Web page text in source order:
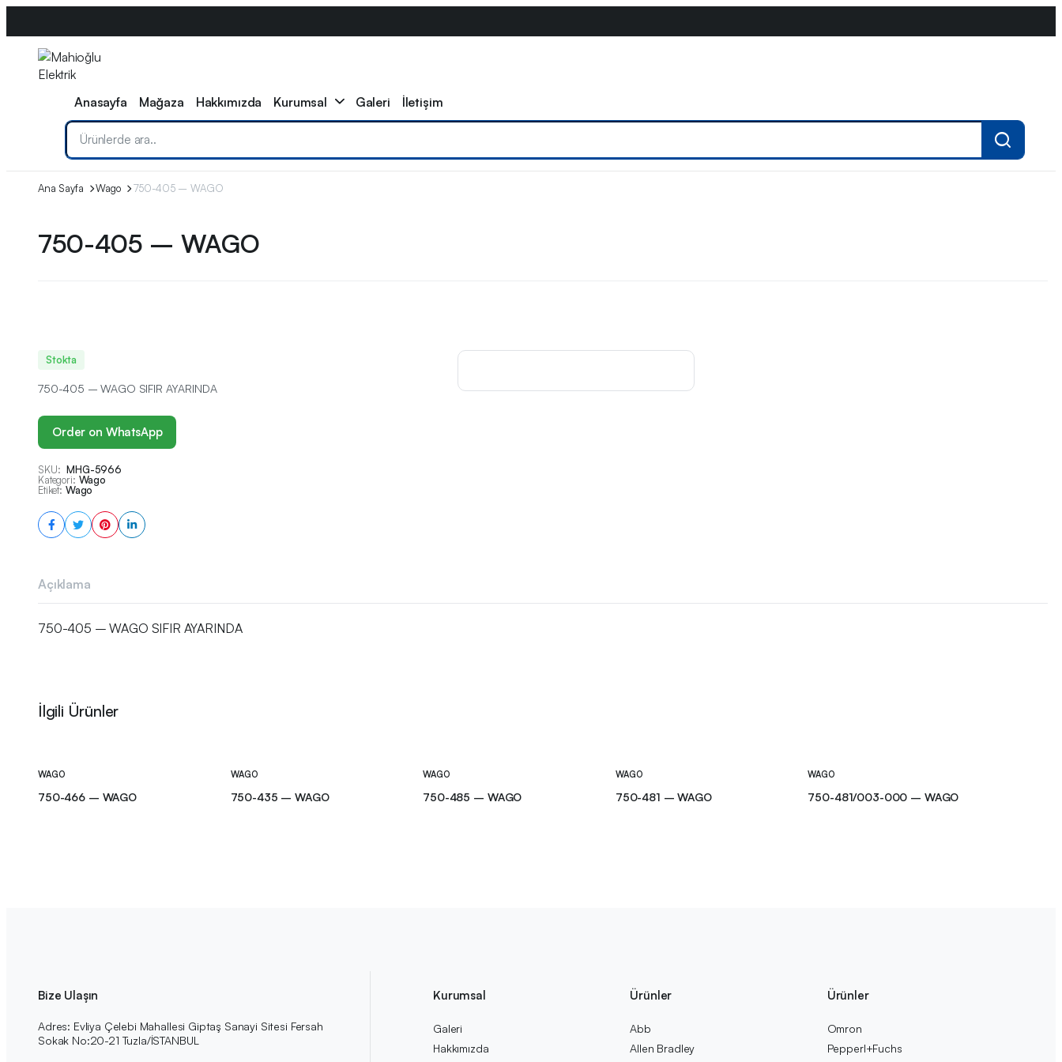
0533 608 11 79
Anasayfa Mağaza Hakkımızda Kurumsal Galeri İletişim
Ana Sayfa Wago 750-405 – WAGO
750-405 – WAGO
Stokta
750-405 – WAGO SIFIR AYARINDA
Order on WhatsApp
SKU: MHG-5966
Kategori: Wago
Etiket: Wago
Açıklama
750-405 – WAGO SIFIR AYARINDA
İlgili Ürünler
WAGO
750-466 – WAGO
WAGO
750-435 – WAGO
WAGO
750-485 – WAGO
WAGO
750-481 – WAGO
WAGO
750-481/003-000 – WAGO
Bize Ulaşın
Adres: Evliya Çelebi Mahallesi Giptaş Sanayi Sitesi Fersah
Sokak No:20-21 Tuzla/İSTANBUL
Kurumsal
Galeri
Hakkımızda
Ürünler
Abb
Allen Bradley
Ürünler
Omron
Pepperl+Fuchs